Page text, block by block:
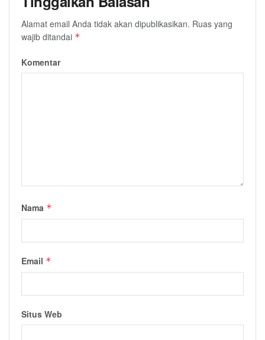
Alamat email Anda tidak akan dipublikasikan. Ruas yang
wajib ditandai *
Komentar
Nama *
Email *
Situs Web